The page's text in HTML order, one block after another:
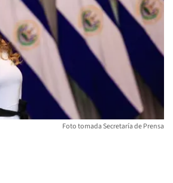
Foto tomada Secretaría de Prensa